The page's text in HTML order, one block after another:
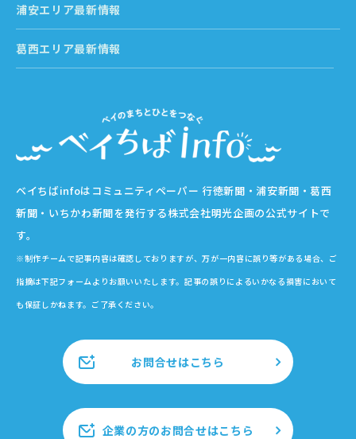
ベイちばinfoはコミュニティペーパー 行徳新聞・浦安新聞・葛西
新聞・いちかわ新聞を発行する株式会社明光企画の公式サイトで
す。
※制作チームで記事内容は確認しておりますが、万が一内容に誤り等がある場合、ご
指摘は下記フォームよりお願いいたします。記事の誤りによるいかなる損害において
も保証しかねます。ご了承ください。
お問合せはこちら
企業の方のお問合せはこちら
浦安エリア最新情報
葛西エリア最新情報